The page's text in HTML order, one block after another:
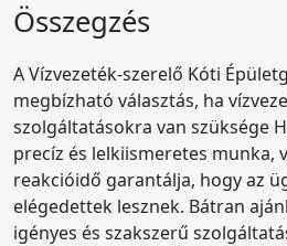
Összegzés
A Vízvezeték-szerelő Kóti
megbízható választás, ha
szolgáltatásokra van szüksége
precíz és lelkiismeretes munka,
reakcióidő garantálja, hogy az
elégedettek lesznek. Bátran
igényes és szakszerű